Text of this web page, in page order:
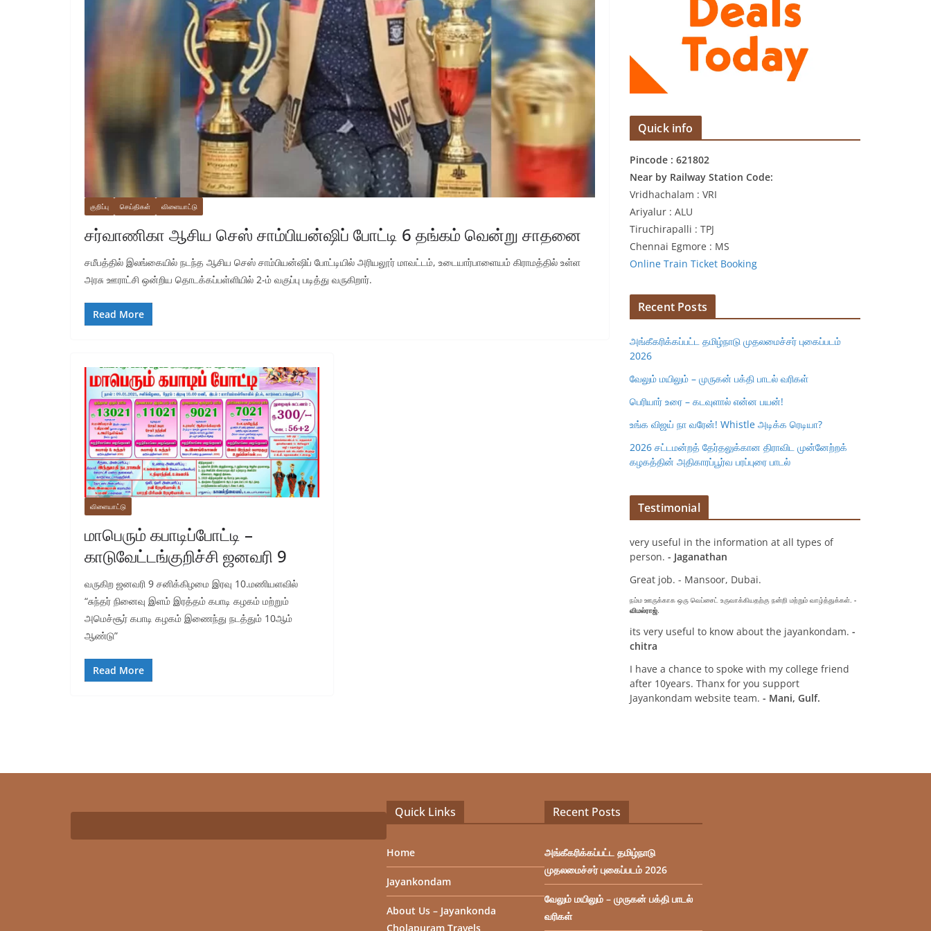
குறிப்பு செய்திகள் விளையாட்டு
சர்வாணிகா ஆசிய செஸ் சாம்பியன்ஷிப் போட்டி 6 தங்கம் வென்று சாதனை
சமீபத்தில் இலங்கையில் நடந்த ஆசிய செஸ் சாம்பியன்ஷிப் போட்டியில் அரியலூர் மாவட்டம், உடையார்பாளையம் கிராமத்தில் உள்ள
அரசு ஊராட்சி ஒன்றிய தொடக்கப்பள்ளியில் 2-ம் வகுப்பு படித்து வருகிறார்.
Read More
விளையாட்டு
மாபெரும் கபாடிப்போட்டி –
காடுவேட்டங்குறிச்சி ஜனவரி 9
வருகிற ஜனவரி 9 சனிக்கிழமை இரவு 10.மணியளவில்
“சுந்தர் நினைவு இளம் இரத்தம் கபாடி கழகம் மற்றும்
அமெச்சூர் கபாடி கழகம் இணைந்து நடத்தும் 10ஆம்
ஆண்டு”
Read More
Quick info
Pincode : 621802
Near by Railway Station Code:
Vridhachalam : VRI
Ariyalur : ALU
Tiruchirapalli : TPJ
Chennai Egmore : MS
Online Train Ticket Booking
Recent Posts
அங்கீகரிக்கப்பட்ட தமிழ்நாடு முதலமைச்சர் புகைப்படம்
2026
வேலும் மயிலும் – முருகன் பக்தி பாடல் வரிகள்
பெரியார் உரை – கடவுளால் என்ன பயன்!
உங்க விஜய் நா வரேன்! Whistle அடிக்க ரெடியா?
2026 சட்டமன்றத் தேர்தலுக்கான திராவிட முன்னேற்றக்
கழகத்தின் அதிகாரப்பூர்வ பரப்புரை பாடல்
Testimonial
very useful in the information at all types of
person. - Jaganathan
Great job. - Mansoor, Dubai.
நம்ம ஊருக்காக ஒரு வெப்சைட் உருவாக்கியதற்கு நன்றி மற்றும் வாழ்த்துக்கள். -
விமல்ராஜ்.
its very useful to know about the jayankondam. -
chitra
I have a chance to spoke with my college friend
after 10years. Thanx for you support
Jayankondam website team. - Mani, Gulf.
Quick Links
Home
Jayankondam
About Us – Jayankonda
Cholapuram Travels
Recent Posts
அங்கீகரிக்கப்பட்ட தமிழ்நாடு
முதலமைச்சர் புகைப்படம் 2026
வேலும் மயிலும் – முருகன் பக்தி பாடல்
வரிகள்